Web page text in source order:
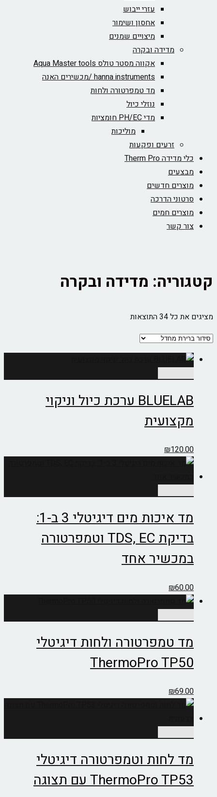
עזרי ייבוש
אחסון ושימור
מיצויים שמנים
מדידה ובקרה
אקווה מסטר טולס Aqua Master tools
hanna instruments /מכשירים האנה
מד טמפרטורה ולחות
נוזלי כיול
מדי PH/EC חומציות
מוליכות
זרעים ופקעות
כלי מדידה Therm Pro
מבצעים
מוצרים חדשים
סרטוני הדרכה
מוצרים חמים
צור קשר
קטגוריה: מדידה ובקרה
מציגים את כל ⁦34⁩ התוצאות
BLUELAB ערכת כיול וניקוי
מקצועית
₪120.00
מד איכות מים דיגיטלי 3 ב-1:
בדיקת TDS, EC וטמפרטורה
במכשיר אחד
₪60.00
מד טמפרטורה ולחות דיגיטלי
ThermoPro TP50
₪69.00
מד לחות וטמפרטורה דיגיטלי
ThermoPro TP53 עם תצוגה